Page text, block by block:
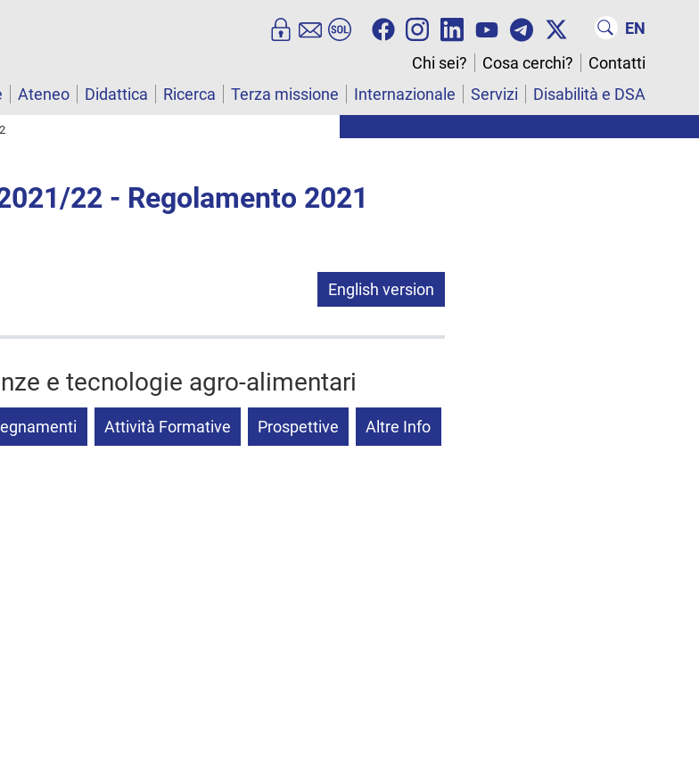
EN
Chi sei?
Cosa cerchi?
Contatti
Ateneo Didattica Ricerca Terza missione Internazionale Servizi Disabilità e DSA
22 - Regolamento 2021
English version
e tecnologie agro-alimentari
Attività Formative Prospettive Altre Info